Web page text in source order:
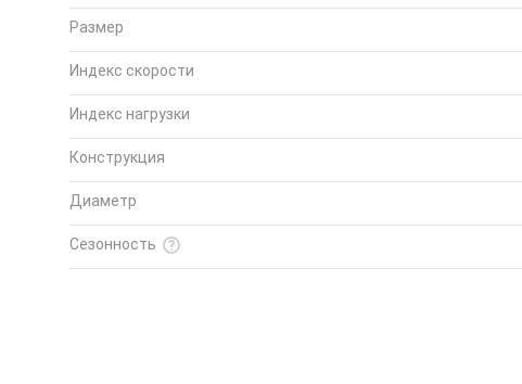
Размер
Индекс скорости
Индекс нагрузки
Конструкция
Диаметр
Сезонность